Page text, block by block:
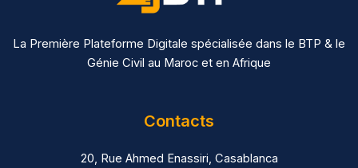
La Première Plateforme Digitale spécialisée dans le BTP & le
Génie Civil au Maroc et en Afrique
Contacts
20, Rue Ahmed Enassiri, Casablanca